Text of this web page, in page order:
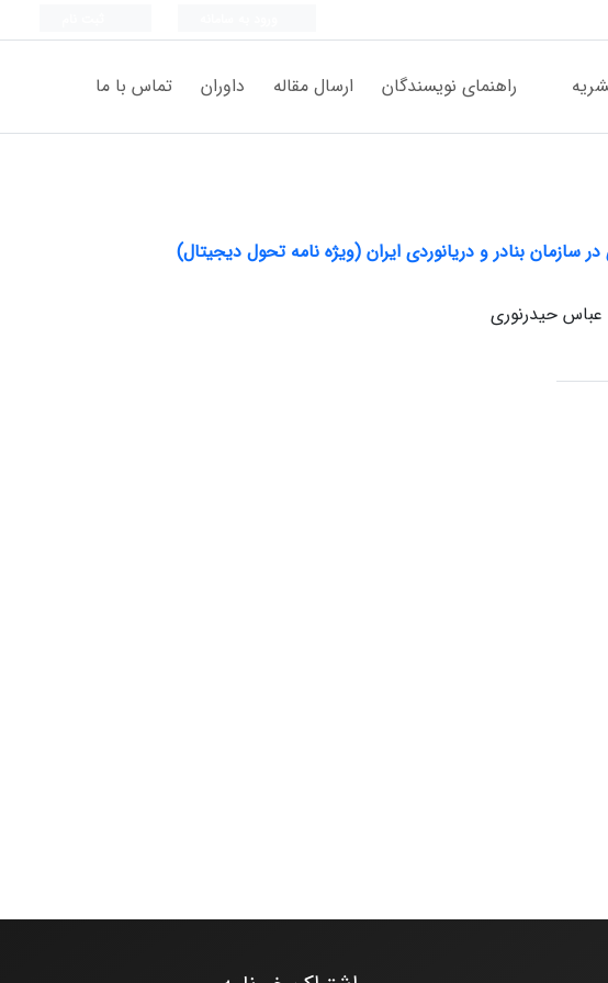
راهنمای نویسندگان ارسال مقاله داوران تماس با ما
سازمان بنادر و دریانوردی ایران (ویژه نامه تحول دیجیتال)
عباس حیدرنوری